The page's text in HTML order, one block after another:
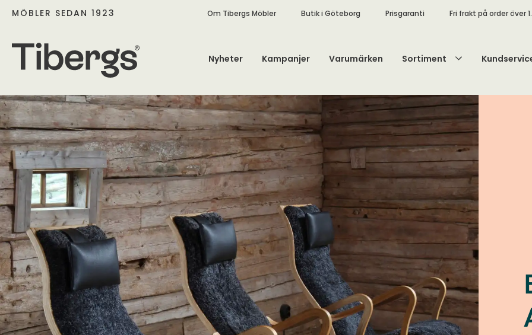
MÖBLER SEDAN 1923 Om Tibergs Möbler Butik i Göteborg Prisgaranti Fri frakt på order över
Nyheter Kampanjer Varumärken Sortiment